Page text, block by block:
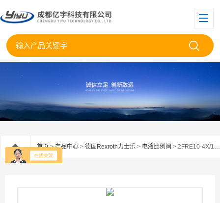
首页>产品中心 > 德国Rexroth力士乐 > 电液比例阀 > 2FRE10-4X/10LBK4V力士乐比例调速阀2FRE104X/10LBK4V